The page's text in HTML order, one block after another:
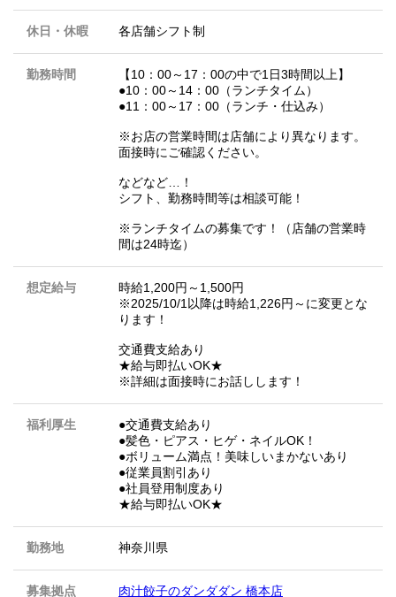
休日・休暇 各店舗シフト制
勤務時間
【10：00～17：00の中で1日3時間以上】
●10：00～14：00（ランチタイム）
●11：00～17：00（ランチ・仕込み）
※お店の営業時間は店舗により異なります。
面接時にご確認ください。
などなど…！
シフト、勤務時間等は相談可能！
※ランチタイムの募集です！（店舗の営業時
間は24時迄）
想定給与
時給1,200円～1,500円
※2025/10/1以降は時給1,226円～に変更とな
ります！
交通費支給あり
★給与即払いOK★
※詳細は面接時にお話しします！
福利厚生
●交通費支給あり
●髪色・ピアス・ヒゲ・ネイルOK！
●ボリューム満点！美味しいまかないあり
●従業員割引あり
●社員登用制度あり
★給与即払いOK★
勤務地 神奈川県
募集拠点
肉汁餃子のダンダダン 橋本店